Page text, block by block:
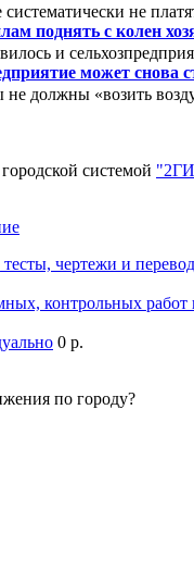
не
поднять с колен
и
может снова
не должны «возить
системой
чертежи и
контрольных работ
0 р.
по городу?